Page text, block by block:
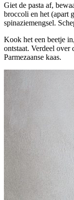
Giet de pasta af,
broccoli en het (apart
spinaziemengsel.
Kook het een beetje
ontstaat. Verdeel over
Parmezaanse kaas.